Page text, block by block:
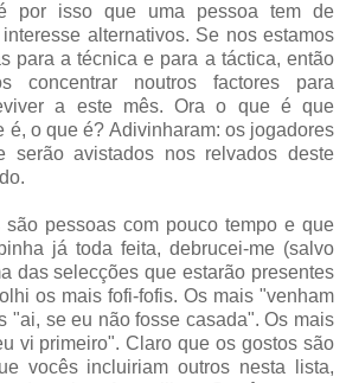
por isso que uma pessoa tem de
alternativos. Se nos estamos
para a técnica e para a táctica, então
concentrar noutros factores para
a este mês. Ora o que é que
é, o que é? Adivinharam: os jogadores
serão avistados nos relvados deste
são pessoas com pouco tempo e que
já toda feita, debrucei-me (salvo
das selecções que estarão presentes
os mais fofi-fofis. Os mais "venham
"ai, se eu não fosse casada". Os mais
vi primeiro". Claro que os gostos são
vocês incluiriam outros nesta lista,